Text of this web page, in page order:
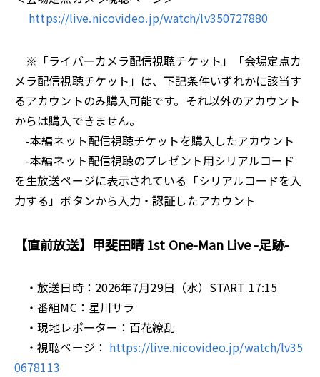
https://live.nicovideo.jp/watch/lv350727880
※「ライバーカメラ配信視聴チケット」「会場定点カ
メラ配信視聴チケット」は、下記条件いずれかに該当す
るアカウントのみ購入可能です。それ以外のアカウント
からは購入できません。
-本編ネット配信視聴チケットを購入したアカウント
-本編ネット配信視聴のプレゼント用シリアルコード
を生放送ページに表示されている「シリアルコードを入
力する」ボタンから入力・認証したアカウント
【直前放送】甲斐田晴 1st One-Man Live -足跡-
・放送日時：2026年7月29日（水）START 17:15
・番組MC：星川サラ
・現地レポーター：百花繚乱
・視聴ページ： https://live.nicovideo.jp/watch/lv35
0678113